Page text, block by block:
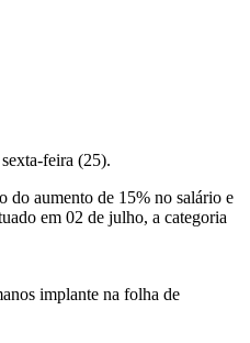
feira (25).
do aumento de 15% no salário e
em 02 de julho, a categoria
implante na folha de